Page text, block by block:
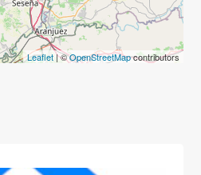
Leaflet| ©OpenStreetMapcontributors